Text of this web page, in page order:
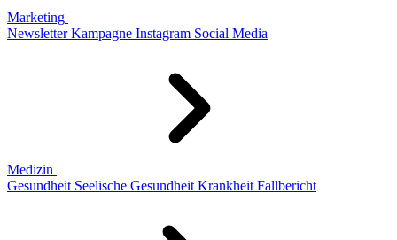
Marketing
Newsletter Kampagne Instagram Social Media
Medizin
Gesundheit Seelische Gesundheit Krankheit Fallbericht